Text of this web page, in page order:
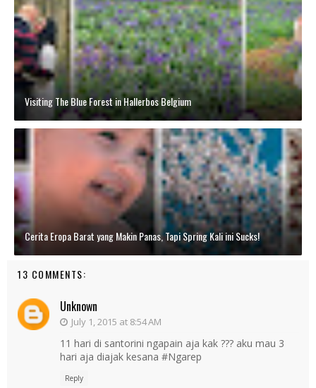
Visiting The Blue Forest in Hallerbos Belgium
Cerita Eropa Barat yang Makin Panas, Tapi Spring Kali ini Sucks!
13 COMMENTS:
Unknown
July 1, 2015 at 8:54 AM
11 hari di santorini ngapain aja kak ??? aku mau 3
hari aja diajak kesana #Ngarep
Reply